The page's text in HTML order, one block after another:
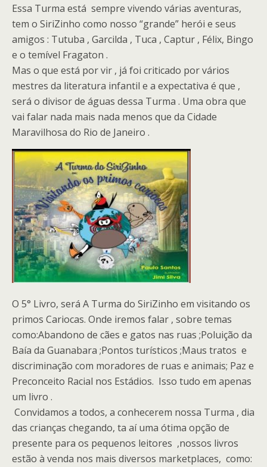
Essa Turma está sempre vivendo várias aventuras,
tem o SiriZinho como nosso “grande” herói e seus
amigos : Tutuba , Garcilda , Tuca , Captur , Félix, Bingo
e o temível Fragaton .
Mas o que está por vir , já foi criticado por vários
mestres da literatura infantil e a expectativa é que ,
será o divisor de águas dessa Turma . Uma obra que
vai falar nada mais nada menos que da Cidade
Maravilhosa do Rio de Janeiro .
O 5° Livro, será A Turma do SiriZinho em visitando os
primos Cariocas. Onde iremos falar , sobre temas
como:Abandono de cães e gatos nas ruas ;Poluição da
Baía da Guanabara ;Pontos turísticos ;Maus tratos e
discriminação com moradores de ruas e animais; Paz e
Preconceito Racial nos Estádios. Isso tudo em apenas
um livro .
Convidamos a todos, a conhecerem nossa Turma , dia
das crianças chegando, ta aí uma ótima opção de
presente para os pequenos leitores ,nossos livros
estão à venda nos mais diversos marketplaces, como: